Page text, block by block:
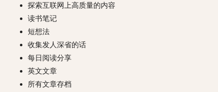
探索互联网上高质量的内容
读书笔记
短想法
收集发人深省的话
每日阅读分享
英文文章
所有文章存档